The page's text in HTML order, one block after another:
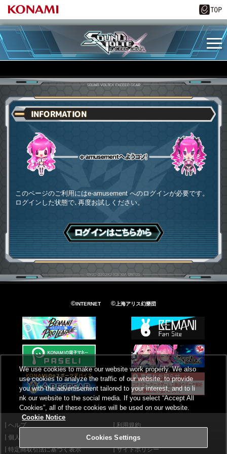
INFORMATION
このページのご利用にはe-amusement へのログインが必要です。
ログインした状態で､再度お試しください。
ログインはこちら
©INTERNET ©上海アリス幻樂団
ヘルプ
利用規約
個人情報等保護方針
外部送信について
特定商取引法に基づく表示
サイトポリシー
We use cookies to make our website work properly. We also
use cookies to analyze the traffic of our website, to provide
you with the advertisement tailored to your interest, and to li
nk our website to the social media. If you select “Accept All
Cookies”, all of these cookies will be used on our website.
Cookie Notice
Cookies Settings